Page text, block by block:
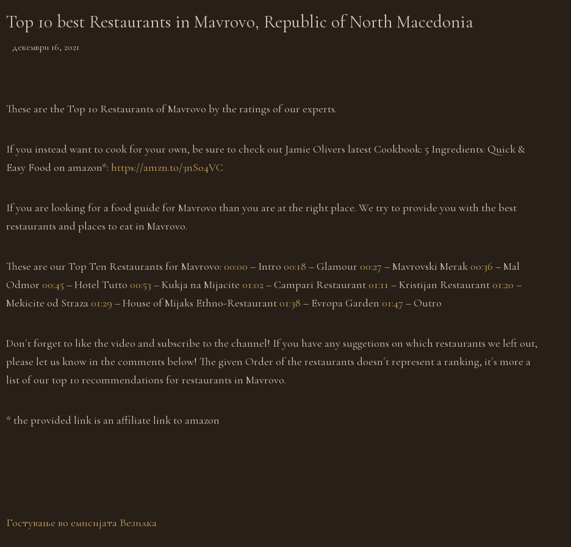
Top 10 best Restaurants in Mavrovo, Republic of North Macedonia
декември 16, 2021
These are the Top 10 Restaurants of Mavrovo by the ratings of our experts.
If you instead want to cook for your own, be sure to check out Jamie Olivers latest Cookbook: 5 Ingredients: Quick &
Easy Food on amazon*: https://amzn.to/3nSo4VC
If you are looking for a food guide for Mavrovo than you are at the right place. We try to provide you with the best
restaurants and places to eat in Mavrovo.
These are our Top Ten Restaurants for Mavrovo: 00:00 – Intro 00:18 – Glamour 00:27 – Mavrovski Merak00:36 – Mal
Odmor 00:45 – Hotel Tutto 00:53 – Kukja na Mijacite 01:02– Campari Restaurant01:11 – Kristijan Restaurant01:20 –
Mekicite od Straza01:29 – House of Mijaks Ethno-Restaurant01:38 – Evropa Garden 01:47 – Outro
Don´t forget to like the video and subscribe to the channel! If you have any suggetions on which restaurants we left out,
please let us know in the comments below! The given Order of the restaurants doesn´t represent a ranking, it´s more a
list of our top 10 recommendations for restaurants in Mavrovo.
* the provided link is an affiliate link to amazon
Гостување во емисијата Везилка